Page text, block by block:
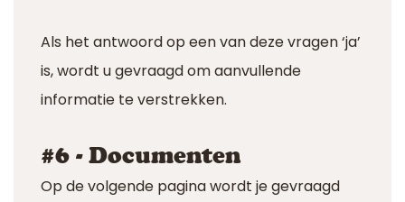
Als het antwoord op een van deze vragen ‘ja’
is, wordt u gevraagd om aanvullende
informatie te verstrekken.
#6 - Documenten
Op de volgende pagina wordt je gevraagd